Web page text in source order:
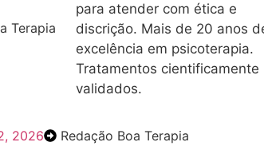
para atender com ética e
discrição. Mais de 20 anos
excelência em psicoterapia.
Tratamentos cientificamente
validados.
2026 Redação Boa Terapia